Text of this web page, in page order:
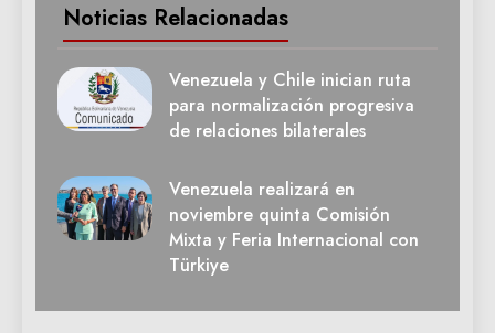
Noticias Relacionadas
Venezuela y Chile inician ruta
para normalización progresiva
de relaciones bilaterales
Venezuela realizará en
noviembre quinta Comisión
Mixta y Feria Internacional con
Türkiye